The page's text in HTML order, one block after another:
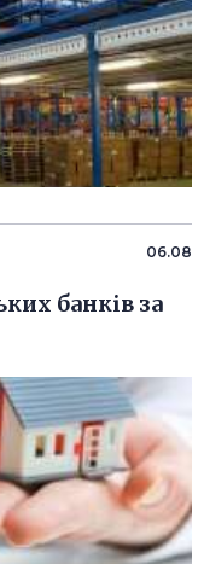
06.08
банків за